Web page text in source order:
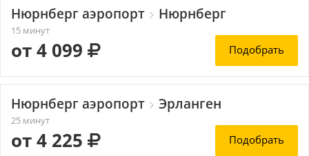
Нюрнберг аэропорт Нюрнберг
15 минут
от 4 099 Подобрать
Нюрнберг аэропорт Эрланген
25 минут
от 4 225 Подобрать